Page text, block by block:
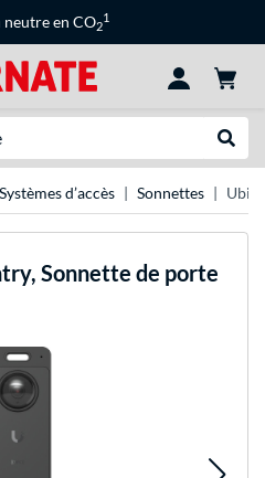
en CO2
1
Systèmes d’accès Sonnettes
Sonnette de porte